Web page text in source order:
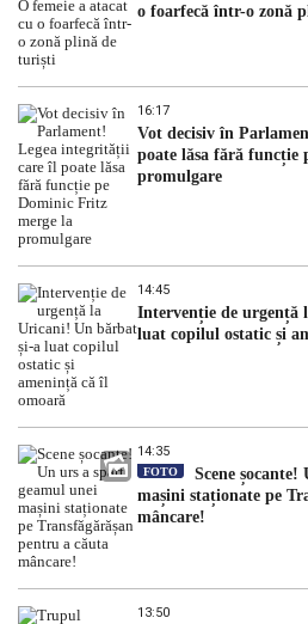
o foarfecă într-o zonă
16:17
Vot decisiv în
poate lăsa fără funcție
promulgare
14:45
Intervenție de urgență
luat copilul ostatic și
14:35
FOTO
Scene
mașini staționate pe
mâncare!
13:50